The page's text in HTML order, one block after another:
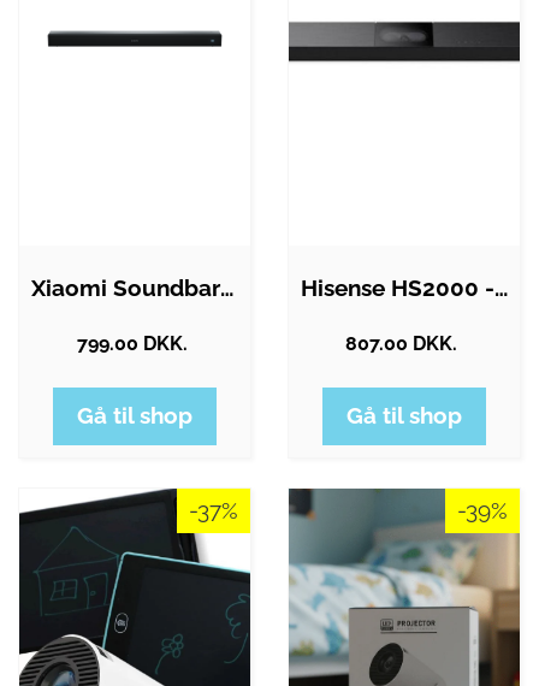
Xiaomi Soundbar Pro 2.0 - Black
799.00 DKK.
Gå til shop
Hisense HS2000 - sound bar system - for…
807.00 DKK.
Gå til shop
-37% -39%